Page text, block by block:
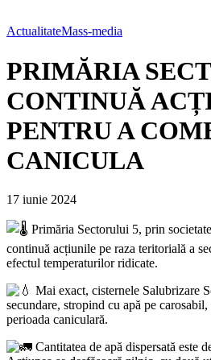
ActualitateMass-media
PRIMĂRIA
CONTINUĂ
PENTRU A
CANICULA
17 iunie 2024
Primăria Sectorului 5, prin
continuă acțiunile pe raza teritorială a
efectul temperaturilor ridicate.
Mai exact, cisternele Salubrizare
secundare, stropind cu apă pe
perioada caniculară.
Cantitatea de apă dispersată este